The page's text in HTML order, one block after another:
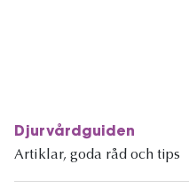
Djurvårdguiden
Artiklar, goda råd och tips